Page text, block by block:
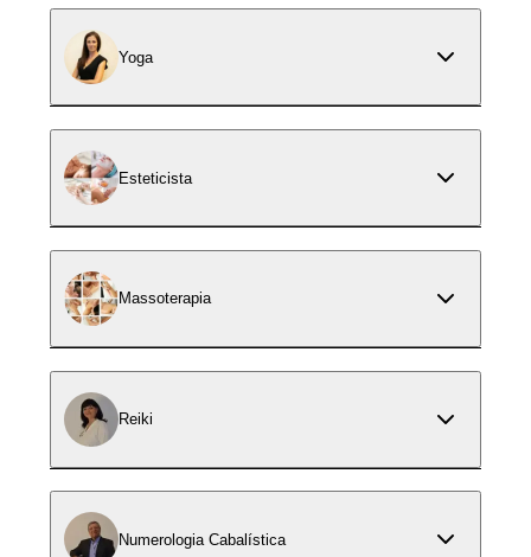
Yoga
Esteticista
Massoterapia
Reiki
Numerologia Cabalística